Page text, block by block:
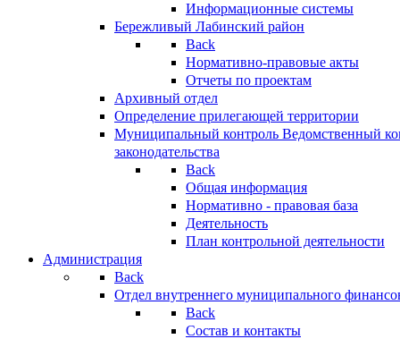
Информационные системы
Бережливый Лабинский район
Back
Нормативно-правовые акты
Отчеты по проектам
Архивный отдел
Определение прилегающей территории
Муниципальный контроль Ведомственный
законодательства
Back
Общая информация
Нормативно - правовая база
Деятельность
План контрольной деятельности
Администрация
Back
Отдел внутреннего муниципального
Back
Состав и контакты